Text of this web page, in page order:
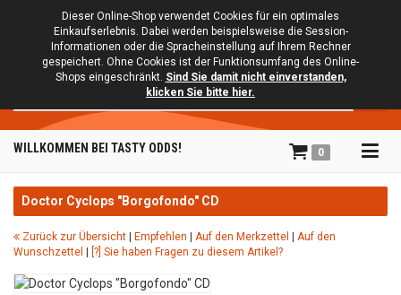
Dieser Online-Shop verwendet Cookies für ein optimales
Einkaufserlebnis. Dabei werden beispielsweise die Session-
Informationen oder die Spracheinstellung auf Ihrem Rechner
gespeichert. Ohne Cookies ist der Funktionsumfang des Online-
Shops eingeschränkt. Sind Sie damit nicht einverstanden,
klicken Sie bitte hier.
WILLKOMMEN BEI TASTY ODDS! 0
Doctor Cyclops "Borgofondo" CD
Zurück zur Übersicht Empfehlen Auf den Merkzettel
Auf den
Wunschzettel
[?] Sie haben Fragen zu diesem Artikel?